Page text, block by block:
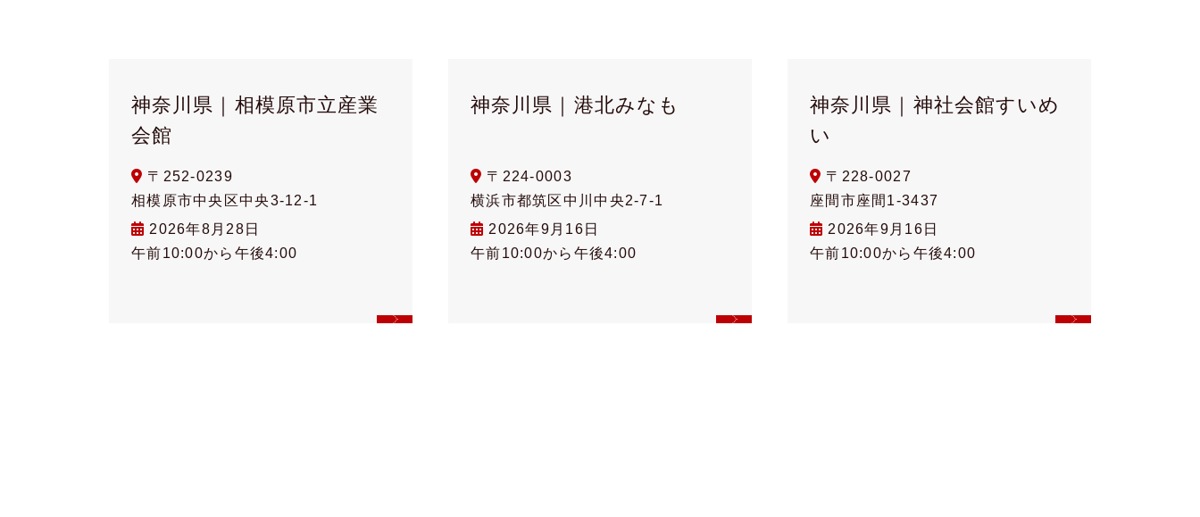
神奈川県｜相模原市立産業
会館
〒252-0239
相模原市中央区中央3-12-1
2026年8月28日
午前10:00から午後4:00
神奈川県｜港北みなも
〒224-0003
横浜市都筑区中川中央2-7-1
2026年9月16日
午前10:00から午後4:00
神奈川県｜神社会館すいめ
い
〒228-0027
座間市座間1-3437
2026年9月16日
午前10:00から午後4:00